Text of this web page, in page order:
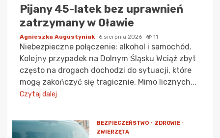
Pijany 45-latek bez uprawnień
zatrzymany w Oławie
Agnieszka Augustyniak 6 sierpnia 2026 11
Niebezpieczne połączenie: alkohol i samochód.
Kolejny przypadek na Dolnym Śląsku Wciąż zbyt
często na drogach dochodzi do sytuacji, które
mogą zakończyć się tragicznie. Mimo licznych...
Czytaj dalej
BEZPIECZEŃSTWO
ZDROWIE
ZWIERZĘTA